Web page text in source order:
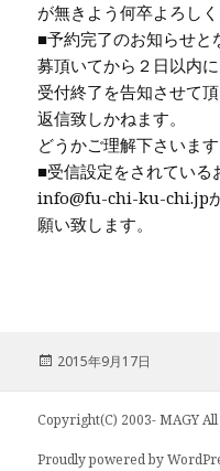
が無きよう何卒よろし
■予約完了のお知らせ
募頂いてから２日以内
受付終了を告知させて
返信致しかねます。
どうかご理解下さいま
■受信設定をされている
info@fu-chi-ku-chi.jp
願い致します。
投
2015年9月17日
Copyright(C) 2003- MAGY
Proudly powered by